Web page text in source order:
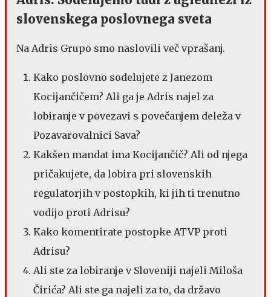
slovenskega poslovnega sveta
Na Adris Grupo smo naslovili več vprašanj.
Kako poslovno sodelujete z Janezom
Kocijančičem? Ali ga je Adris najel za
lobiranje v povezavi s povečanjem deleža v
Pozavarovalnici Sava?
Kakšen mandat ima Kocijančič? Ali od njega
pričakujete, da lobira pri slovenskih
regulatorjih v postopkih, ki jih ti trenutno
vodijo proti Adrisu?
Kako komentirate postopke ATVP proti
Adrisu?
Ali ste za lobiranje v Sloveniji najeli Miloša
Čirića? Ali ste ga najeli za to, da državo